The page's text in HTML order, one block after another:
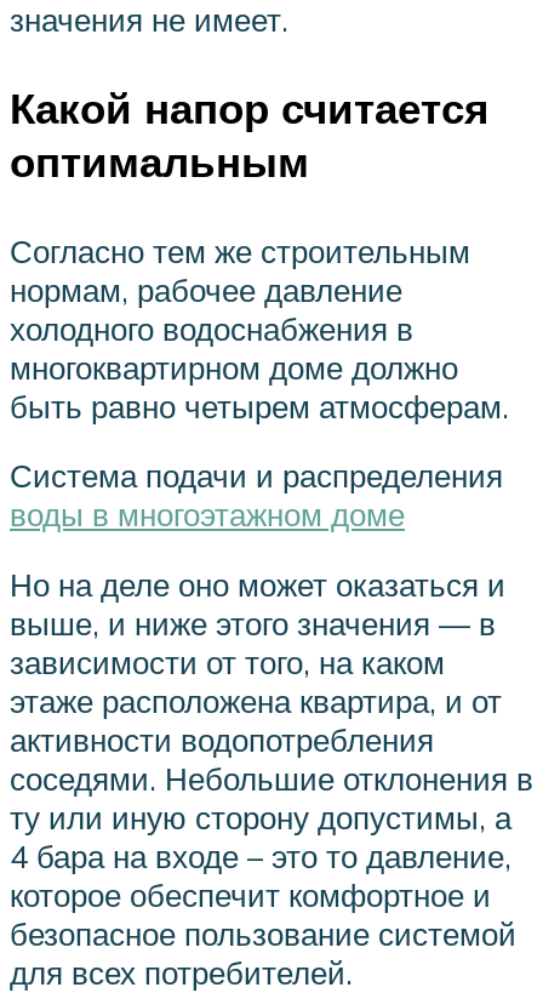
значения не имеет.
Какой напор считается
оптимальным
Согласно тем же строительным
нормам, рабочее давление
холодного водоснабжения в
многоквартирном доме должно
быть равно четырем атмосферам.
Система подачи и распределения
воды в многоэтажном доме
Но на деле оно может оказаться и
выше, и ниже этого значения — в
зависимости от того, на каком
этаже расположена квартира, и от
активности водопотребления
соседями. Небольшие отклонения в
ту или иную сторону допустимы, а
4 бара на входе – это то давление,
которое обеспечит комфортное и
безопасное пользование системой
для всех потребителей.